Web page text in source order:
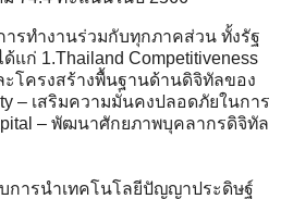
ารทำงานร่วมกับทุกภาคส่วน ทั้งรัฐ
แก่ 1.Thailand Competitiveness
โครงสร้างพื้นฐานด้านดิจิทัลของ
– เสริมความมั่นคงปลอดภัยในการ
– พัฒนาศักยภาพบุคลากรดิจิทัล
การนำเทคโนโลยีปัญญาประดิษฐ์